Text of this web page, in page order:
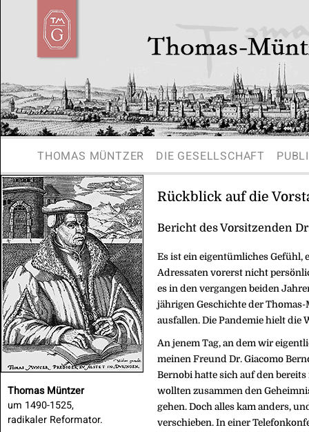
THOMAS MÜNTZER DIE GESELLSCHAFT
Thomas Müntzer
um 1490-1525,
radikaler Reformator.
Rückblick auf die
Bericht des Vorsitzenden
Es ist ein eigentümliches Gefühl,
Adressaten vorerst nicht
es in den vergangen beiden
jährigen Geschichte der
ausfallen. Die Pandemie hielt die
An jenem Tag, an dem wir
meinen Freund Dr. Giacomo
Bernobi hatte sich auf den
wollten zusammen den
gehen. Doch alles kam anders,
verschieben. In einer